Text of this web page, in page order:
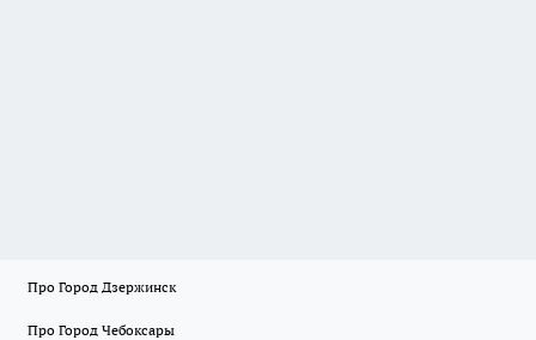
Про Город Дзержинск
Про Город Чебоксары